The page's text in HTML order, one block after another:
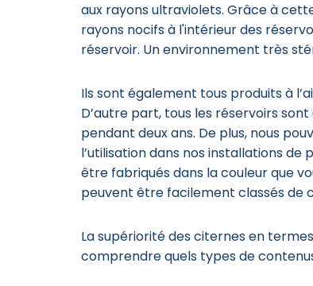
aux rayons ultraviolets. Grâce à
rayons nocifs à l'intérieur des
réservoir. Un environnement très
Ils sont également tous produits à
D’autre part, tous les réservoirs
pendant deux ans. De plus, nous
l’utilisation dans nos installations
être fabriqués dans la couleur que
peuvent être facilement classés de
La supériorité des citernes en
comprendre quels types de